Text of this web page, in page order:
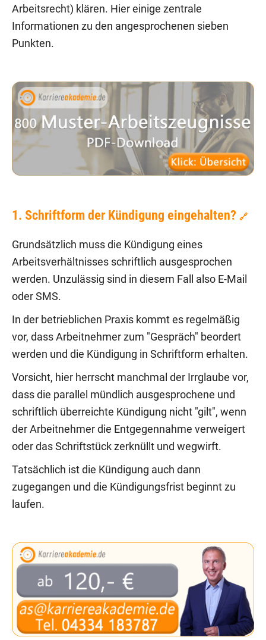
Arbeitsrecht) klären. Hier einige zentrale
Informationen zu den angesprochenen sieben
Punkten.
1. Schriftform der Kündigung eingehalten? 🔗
Grundsätzlich muss die Kündigung eines
Arbeitsverhältnisses schriftlich ausgesprochen
werden. Unzulässig sind in diesem Fall also E-Mail
oder SMS.
In der betrieblichen Praxis kommt es regelmäßig
vor, dass Arbeitnehmer zum "Gespräch" beordert
werden und die Kündigung in Schriftform erhalten.
Vorsicht, hier herrscht manchmal der Irrglaube vor,
dass die parallel mündlich ausgesprochene und
schriftlich überreichte Kündigung nicht "gilt", wenn
der Arbeitnehmer die Entgegennahme verweigert
oder das Schriftstück zerknüllt und wegwirft.
Tatsächlich ist die Kündigung auch dann
zugegangen und die Kündigungsfrist beginnt zu
laufen.